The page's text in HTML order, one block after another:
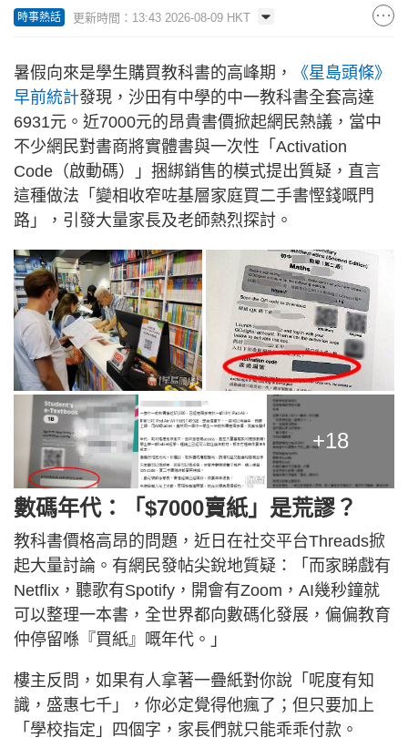
時事熱話 更新時間：13:43 2026-08-09 HKT
暑假向來是學生購買教科書的高峰期，
《星島頭條》
早前統計發現，沙田有中學的中一教科書全套高達
6931元。近7000元的昂貴書價掀起網民熱議，當中
不少網民對書商將實體書與一次性「Activation
Code（啟動碼）」捆綁銷售的模式提出質疑，直言
這種做法「變相收窄咗基層家庭買二手書慳錢嘅門
路」，引發大量家長及老師熱烈探討。
+18
數碼年代：「$7000賣紙」是荒謬？
教科書價格高昂的問題，近日在社交平台Threads掀
起大量討論。有網民發帖尖銳地質疑：「而家睇戲有
Netflix，聽歌有Spotify，開會有Zoom，AI幾秒鐘就
可以整理一本書，全世界都向數碼化發展，偏偏教育
仲停留喺『買紙』嘅年代。」
樓主反問，如果有人拿著一疊紙對你說「呢度有知
識，盛惠七千」，你必定覺得他瘋了；但只要加上
「學校指定」四個字，家長們就只能乖乖付款。